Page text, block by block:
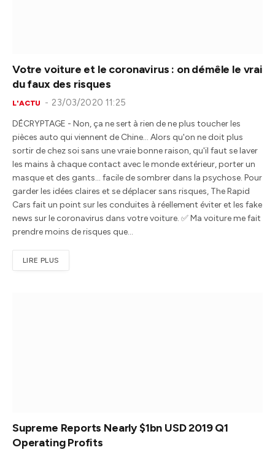
Votre voiture et le coronavirus : on démêle le vrai
du faux des risques
L'ACTU 23/03/2020 11:25
DÉCRYPTAGE - Non, ça ne sert à rien de ne plus toucher les
pièces auto qui viennent de Chine… Alors qu'on ne doit plus
sortir de chez soi sans une vraie bonne raison, qu'il faut se laver
les mains à chaque contact avec le monde extérieur, porter un
masque et des gants… facile de sombrer dans la psychose. Pour
garder les idées claires et se déplacer sans risques, The Rapid
Cars fait un point sur les conduites à réellement éviter et les fake
news sur le coronavirus dans votre voiture. ✅ Ma voiture me fait
prendre moins de risques que…
LIRE PLUS
Supreme Reports Nearly $1bn USD 2019 Q1
Operating Profits